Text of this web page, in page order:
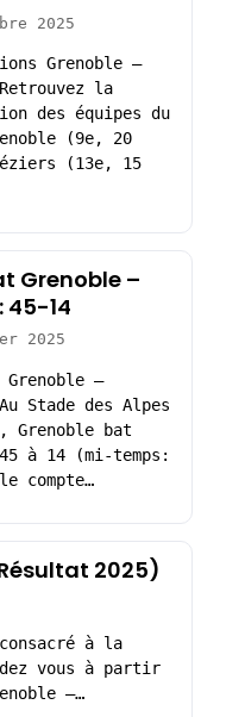
2025
Grenoble –
la
des équipes du
(9e, 20
(13e, 15
Grenoble –
45-14
2025
–
Stade des Alpes
Grenoble bat
à 14 (mi-temps:
compte…
2025)
à la
vous à partir
–…